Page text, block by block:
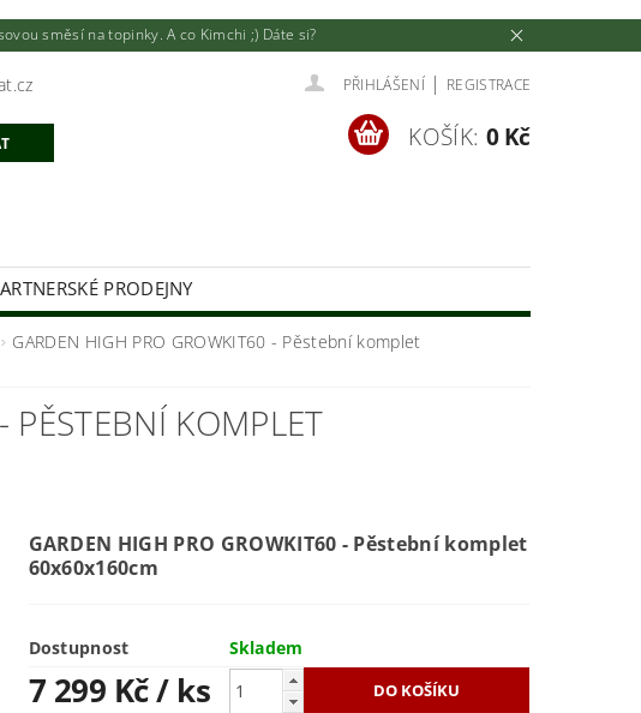
směsí na topinky. A co Kimchi ;) Dáte si?
PŘIHLÁŠENÍ | REGISTRACE
KOŠÍK: 0 Kč
PRODEJNY
NA MÍRU
JAK NAKUPOVAT
GARDEN HIGH PRO GROWKIT60 - Pěstební komplet
KOMPLET
GARDEN HIGH PRO GROWKIT60 - Pěstební komplet
60x60x160cm
Dostupnost Skladem
7 299 Kč/ ks